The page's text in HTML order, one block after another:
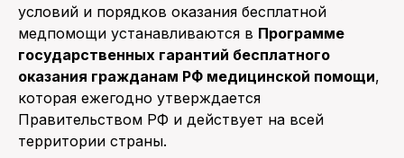
условий и порядков оказания бесплатной
медпомощи устанавливаются в Программе
государственных гарантий бесплатного
оказания гражданам РФ медицинской помощи,
которая ежегодно утверждается
Правительством РФ и действует на всей
территории страны.